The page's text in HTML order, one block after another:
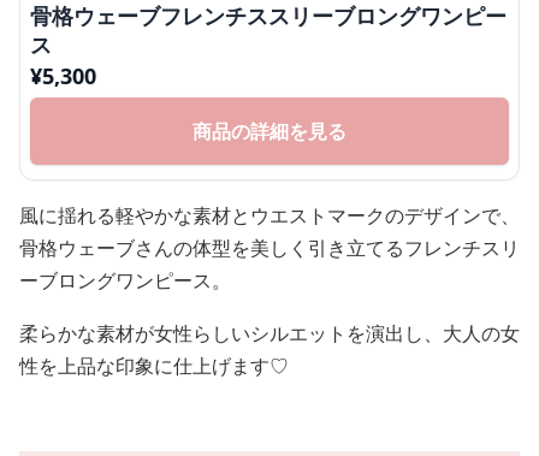
骨格ウェーブフレンチススリーブロングワンピー
ス
¥5,300
商品の詳細を見る
風に揺れる軽やかな素材とウエストマークのデザインで、
骨格ウェーブさんの体型を美しく引き立てるフレンチスリ
ーブロングワンピース。
柔らかな素材が女性らしいシルエットを演出し、大人の女
性を上品な印象に仕上げます♡